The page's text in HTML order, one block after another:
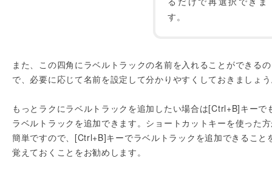
す。
また、この四角にラベルトラックの名前を入れることができるの
で、必要に応じて名前を設定して分かりやすくしておきましょ
もっとラクにラベルトラックを追加したい場合は[Ctrl+B]キーで
ラベルトラックを追加できます。ショートカットキーを使った
簡単ですので、[Ctrl+B]キーでラベルトラックを追加できること
覚えておくことをお勧めします。